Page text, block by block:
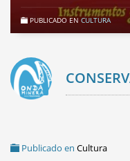
PUBLICADO EN CULTURA
Publicado en Cultura